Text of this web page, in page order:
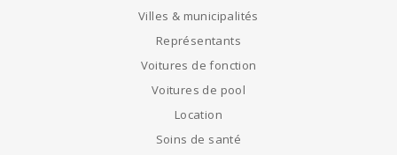
Villes & municipalités
Représentants
Voitures de fonction
Voitures de pool
Location
Soins de santé